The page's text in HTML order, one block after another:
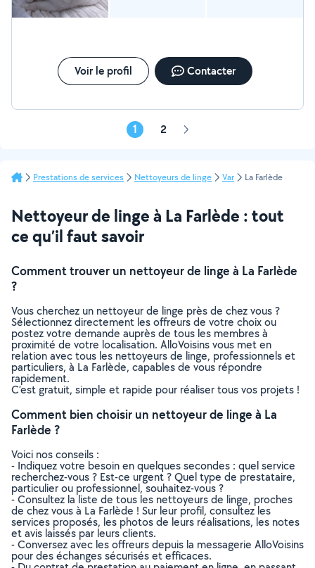
Voir le profil Contacter
1 2 Page
Prestations de services Nettoyeurs de linge Var La Farlède
Nettoyeur de linge à La Farlède : tout
ce qu’il faut savoir
Comment trouver un nettoyeur de linge à La Farlède
?
Vous cherchez un nettoyeur de linge près de chez vous ?
Sélectionnez directement les offreurs de votre choix ou
postez votre demande auprès de tous les membres à
proximité de votre localisation. AlloVoisins vous met en
relation avec tous les nettoyeurs de linge, professionnels et
particuliers, à La Farlède, capables de vous répondre
rapidement.
C’est gratuit, simple et rapide pour réaliser tous vos projets !
Comment bien choisir un nettoyeur de linge à La
Farlède ?
Voici nos conseils :
- Indiquez votre besoin en quelques secondes : quel service
recherchez-vous ? Est-ce urgent ? Quel type de prestataire,
particulier ou professionnel, souhaitez-vous ?
- Consultez la liste de tous les nettoyeurs de linge, proches
de chez vous à La Farlède ! Sur leur profil, consultez les
services proposés, les photos de leurs réalisations, les notes
et avis laissés par leurs clients.
- Conversez avec les offreurs depuis la messagerie AlloVoisins
pour des échanges sécurisés et efficaces.